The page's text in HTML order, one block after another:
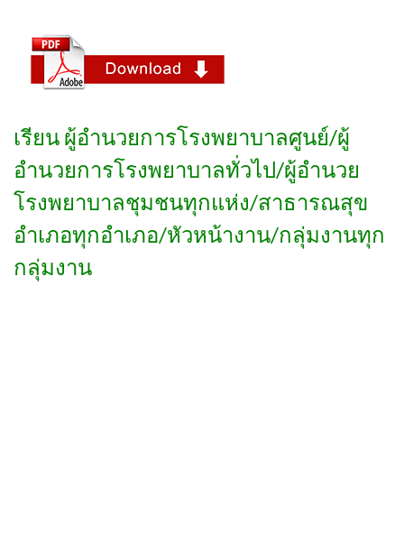
เรียน ผู้อำนวยการโรงพยาบาลศูนย์/ผู้
อำนวยการโรงพยาบาลทั่วไป/ผู้อำนวย
โรงพยาบาลชุมชนทุกแห่ง/สาธารณสุข
อำเภอทุกอำเภอ/หัวหน้างาน/กลุ่มงานทุก
กลุ่มงาน